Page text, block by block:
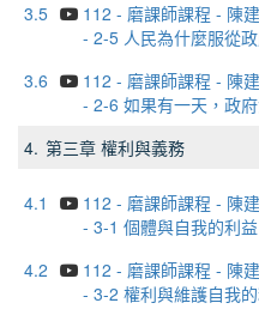
3.5
112 - 磨課師課程 - 陳
- 2-5 人民為什麼服從
3.6
112 - 磨課師課程 - 陳
- 2-6 如果有一天，政
4. 第三章 權利與義務
4.1
112 - 磨課師課程 - 陳
- 3-1 個體與自我的利益
4.2
112 - 磨課師課程 - 陳
- 3-2 權利與維護自我